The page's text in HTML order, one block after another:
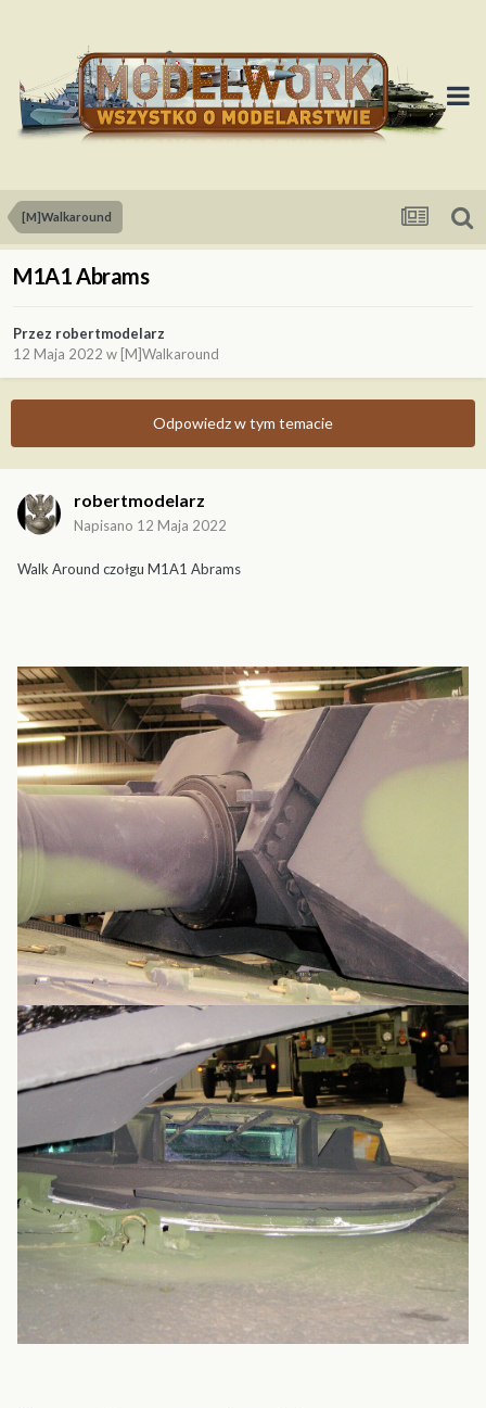
[M]Walkaround
M1A1 Abrams
Przez robertmodelarz
12 Maja 2022 w [M]Walkaround
Odpowiedz w tym temacie
robertmodelarz
Napisano 12 Maja 2022
Walk Around czołgu M1A1 Abrams